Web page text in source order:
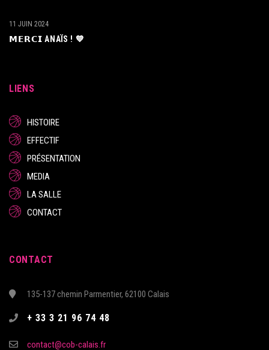
𝗠𝗘𝗥𝗖𝗜 ANAÏS ! 💙
11 JUIN 2024
LIENS
HISTOIRE
EFFECTIF
PRÉSENTATION
MEDIA
LA SALLE
CONTACT
CONTACT
135-137 chemin Parmentier, 62100 Calais
+ 33 3 21 96 74 48
contact@cob-calais.fr